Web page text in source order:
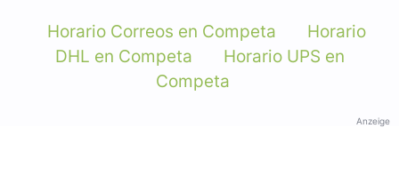
Horario Correos en Competa
Horario
DHL en Competa
Horario UPS en
Competa
Anzeige